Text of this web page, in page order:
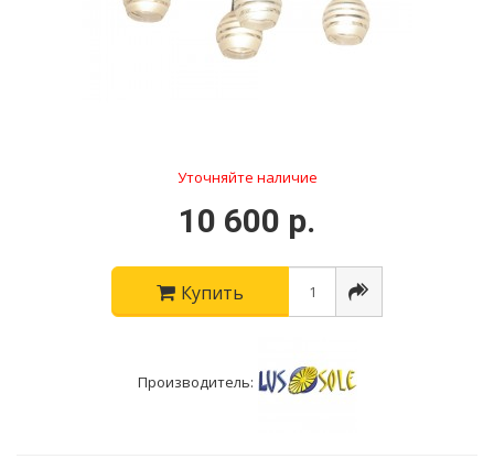
Уточняйте наличие
10 600 р.
Купить
Производитель: